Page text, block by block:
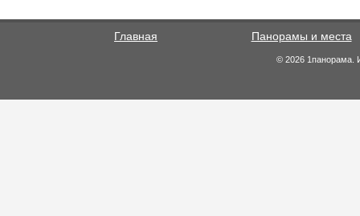
Главная Панорамы и места
© 2026 1панорама.